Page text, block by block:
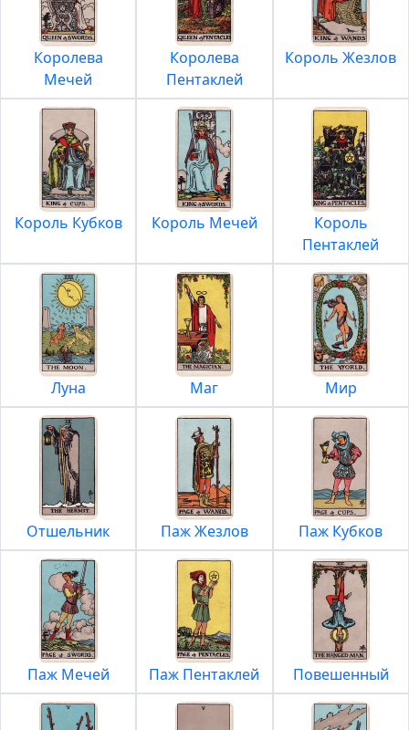
Королева
Мечей
Королева
Пентаклей
Король Жезлов
Король Кубков Король Мечей
Король
Пентаклей
Луна Маг Мир
Отшельник Паж Жезлов Паж Кубков
Паж Мечей Паж Пентаклей Повешенный